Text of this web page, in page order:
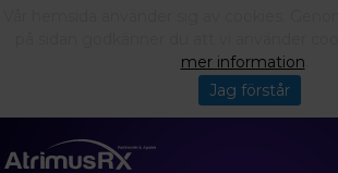
mer information
Jag förstår